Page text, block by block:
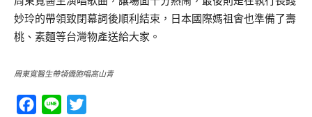
妙玲的帶領致閉幕詞後順利結束，日本國際媽祖會也準備了壽
桃、素麵等台灣物產送給大家。
周東寬醫生帶領僑胞唱高山青
Facebook
Line